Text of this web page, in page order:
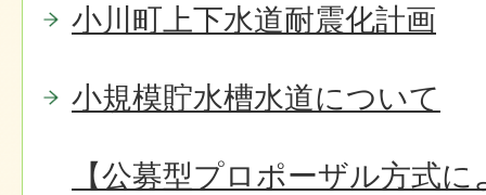
小川町上下水道耐震化計画
小規模貯水槽水道について
【公募型プロポーザル方式